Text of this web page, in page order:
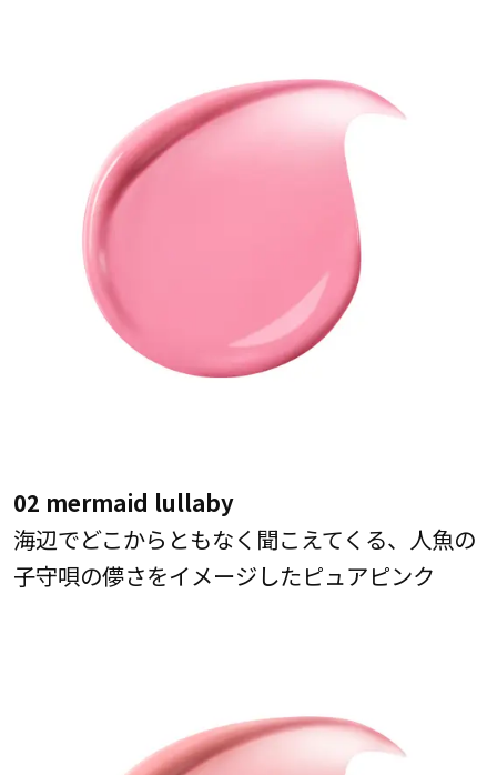
02 mermaid lullaby
海辺でどこからともなく聞こえてくる、人魚の
子守唄の儚さをイメージしたピュアピンク